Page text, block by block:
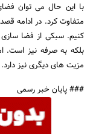
با این حال می توان
متفاوت کرد. در ادامه قصد
کنیم. سبکی از فضا سازی
بلکه به صرفه نیز است.
مزیت های دیگری نیز دارد.
### پایان خبر رسمی